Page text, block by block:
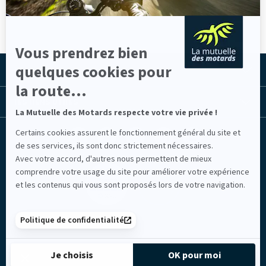
Vous prendrez bien
quelques cookies pour
la route...
La Mutuelle des Motards respecte votre vie privée !
Certains cookies assurent le fonctionnement général du site et
de ses services, ils sont donc strictement nécessaires.
Avec votre accord, d'autres nous permettent de mieux
comprendre votre usage du site pour améliorer votre expérience
et les contenus qui vous sont proposés lors de votre navigation.
Politique de confidentialité
Je choisis OK pour moi
LA MUTUELLE
Facebook
(nouvelle
fenêtre)
Youtube
(nouvelle
fenêtre)
Instagram
(nouvelle
fenêtre)
Linkedin
(nouvelle
fenêtre)
Lib
TV
(nouvelle
fenêtre)
Mentions légales